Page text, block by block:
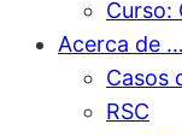
Curso:
Acerca de …
Casos
RSC